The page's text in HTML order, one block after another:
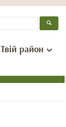
Твій район